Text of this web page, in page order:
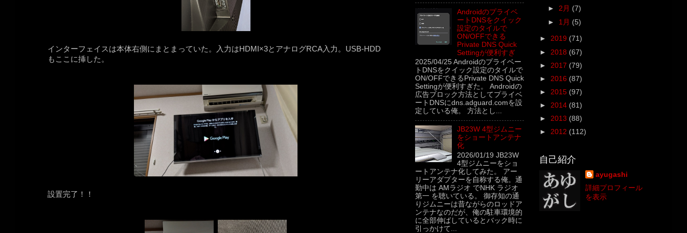
インターフェイスは本体右側にまとまっていた。入力はHDMI×3とアナログRCA入力。USB-HDD
もここに挿した。
設置完了！！
Androidのプライベ
ートDNSをクイック
設定のタイルで
ON/OFFできる
Private DNS Quick
Settingが便利すぎ
2025/04/25 Androidのプライベー
トDNSをクイック設定のタイルで
ON/OFFできるPrivate DNS Quick
Settingが便利すぎた。 Androidの
広告ブロック方法としてプライベ
ートDNSにdns.adguard.comを設
定している俺。 方法とし...
JB23W 4型ジムニー
をショートアンテナ
化
2026/01/19 JB23W
4型ジムニーをショ
ートアンテナ化してみた。 アー
リーアダプターを自称する俺。通
勤中は AMラジオ でNHK ラジオ
第一 を聴いている。 御存知の通
りジムニーは昔ながらのロッドア
ンテナなのだが、俺の駐車環境的
に全部伸ばしているとバック時に
引っかけて...
►2月 (7)
► 1月 (5)
► 2019 (71)
► 2018 (67)
► 2017 (79)
► 2016 (87)
► 2015 (97)
► 2014 (81)
► 2013 (88)
► 2012 (112)
自己紹介
ayugashi
詳細プロフィール
を表示